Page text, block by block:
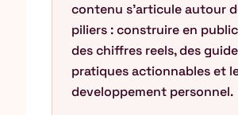
contenu s'articule autour
piliers : construire en
des chiffres reels, des
pratiques actionnables et
developpement personnel.